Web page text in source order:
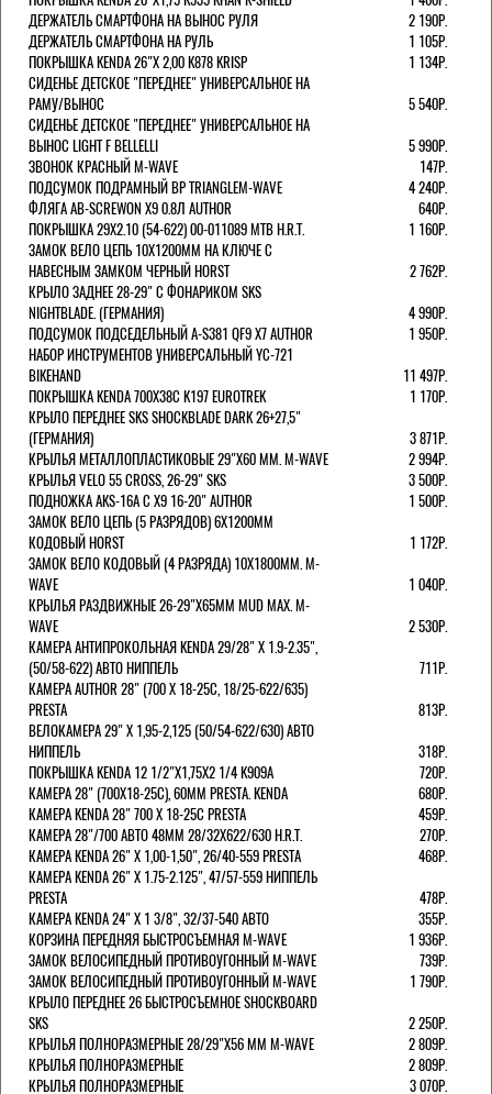
ДЕРЖАТЕЛЬ СМАРТФОНА НА ВЫНОС РУЛЯ
2 190Р.
ДЕРЖАТЕЛЬ СМАРТФОНА НА РУЛЬ
1 105Р.
ПОКРЫШКА KENDA 26"Х 2,00 K878 KRISP
1 134Р.
СИДЕНЬЕ ДЕТСКОЕ "ПЕРЕДНЕЕ" УНИВЕРСАЛЬНОЕ НА
РАМУ/ВЫНОС
5 540Р.
СИДЕНЬЕ ДЕТСКОЕ "ПЕРЕДНЕЕ" УНИВЕРСАЛЬНОЕ НА
ВЫНОС LIGHT F BELLELLI
5 990Р.
ЗВОНОК КРАСНЫЙ M-WAVE
147Р.
ПОДСУМОК ПОДРАМНЫЙ BP TRIANGLEM-WAVE
4 240Р.
ФЛЯГА AB-SCREWON X9 0.8Л AUTHOR
640Р.
ПОКРЫШКА 29X2.10 (54-622) 00-011089 MTB H.R.T.
1 160Р.
ЗАМОК ВЕЛО ЦЕПЬ 10Х1200ММ НА КЛЮЧЕ С
НАВЕСНЫМ ЗАМКОМ ЧЕРНЫЙ HORST
2 762Р.
КРЫЛО ЗАДНЕЕ 28-29" С ФОНАРИКОМ SKS
NIGHTBLADE. (ГЕРМАНИЯ)
4 990Р.
ПОДСУМОК ПОДСЕДЕЛЬНЫЙ A-S381 QF9 X7 AUTHOR
1 950Р.
НАБОР ИНСТРУМЕНТОВ УНИВЕРСАЛЬНЫЙ YC-721
BIKEHAND
11 497Р.
ПОКРЫШКА KENDA 700Х38С K197 EUROTREK
1 170Р.
КРЫЛО ПЕРЕДНЕЕ SKS SHOCKBLADE DARK 26+27,5"
(ГЕРМАНИЯ)
3 871Р.
КРЫЛЬЯ МЕТАЛЛОПЛАСТИКОВЫЕ 29"Х60 ММ. M-WAVE
2 994Р.
КРЫЛЬЯ VELO 55 CROSS, 26-29" SKS
3 500Р.
ПОДНОЖКА AKS-16A C X9 16-20" AUTHOR
1 500Р.
ЗАМОК ВЕЛО ЦЕПЬ (5 РАЗРЯДОВ) 6Х1200ММ
КОДОВЫЙ HORST
1 172Р.
ЗАМОК ВЕЛО КОДОВЫЙ (4 РАЗРЯДА) 10Х1800ММ. M-
WAVE
1 040Р.
КРЫЛЬЯ РАЗДВИЖНЫЕ 26-29"Х65ММ MUD MAX. M-
WAVE
2 530Р.
КАМЕРА АНТИПРОКОЛЬНАЯ KENDA 29/28" Х 1.9-2.35",
(50/58-622) АВТО НИППЕЛЬ
711Р.
КАМЕРА AUTHOR 28" (700 Х 18-25С, 18/25-622/635)
PRESTA
813Р.
ВЕЛОКАМЕРА 29" X 1,95-2,125 (50/54-622/630) АВТО
НИППЕЛЬ
318Р.
ПОКРЫШКА KENDA 12 1/2"Х1,75X2 1/4 K909A
720Р.
КАМЕРА 28" (700Х18-25С), 60ММ PRESTA. KENDA
680Р.
КАМЕРА KENDA 28" 700 Х 18-25С PRESTA
459Р.
КАМЕРА 28"/700 АВТО 48ММ 28/32Х622/630 H.R.T.
270Р.
КАМЕРА KENDA 26" Х 1,00-1,50", 26/40-559 PRESTA
468Р.
КАМЕРА KENDA 26" Х 1.75-2.125", 47/57-559 НИППЕЛЬ
PRESTA
478Р.
КАМЕРА KENDA 24" Х 1 3/8", 32/37-540 АВТО
355Р.
КОРЗИНА ПЕРЕДНЯЯ БЫСТРОСЪЕМНАЯ M-WAVE
1 936Р.
ЗАМОК ВЕЛОСИПЕДНЫЙ ПРОТИВОУГОННЫЙ M-WAVE
739Р.
ЗАМОК ВЕЛОСИПЕДНЫЙ ПРОТИВОУГОННЫЙ M-WAVE
1 790Р.
КРЫЛО ПЕРЕДНЕЕ 26 БЫСТРОСЪЕМНОЕ SHOCKBOARD
SKS
2 250Р.
КРЫЛЬЯ ПОЛНОРАЗМЕРНЫЕ 28/29"Х56 ММ M-WAVE
2 809Р.
КРЫЛЬЯ ПОЛНОРАЗМЕРНЫЕ
2 809Р.
КРЫЛЬЯ ПОЛНОРАЗМЕРНЫЕ
3 070Р.